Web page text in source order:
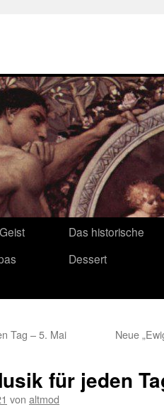
Das historische
Dessert
Tag – 5. Mai Neue
für jeden
von altmod